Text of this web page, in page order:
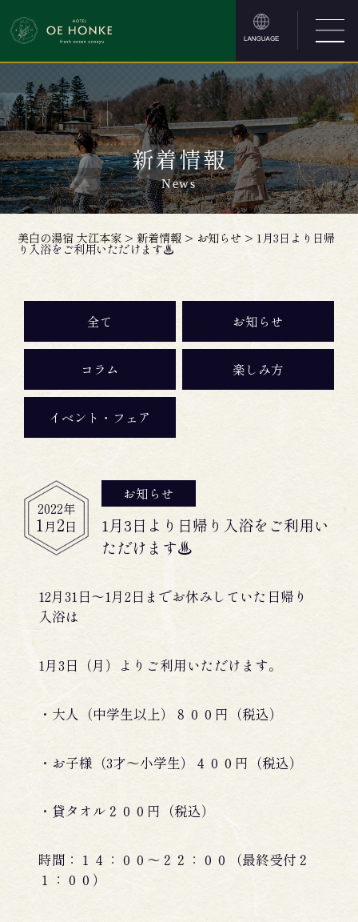
新着情報
News
美白の湯宿 大江本家 > 新着情報 > お知らせ > 1月3日より日帰
り入浴をご利用いただけます♨
全て お知らせ
コラム 楽しみ方
イベント・フェア
2022年
1月2日
お知らせ
1月3日より日帰り入浴をご利用い
ただけます♨
12月31日～1月2日までお休みしていた日帰り
入浴は
1月3日（月）よりご利用いただけます。
・大人（中学生以上）８００円（税込）
・お子様（3才～小学生）４００円（税込）
・貸タオル２００円（税込）
時間：１４：００～２２：００（最終受付２
１：００）